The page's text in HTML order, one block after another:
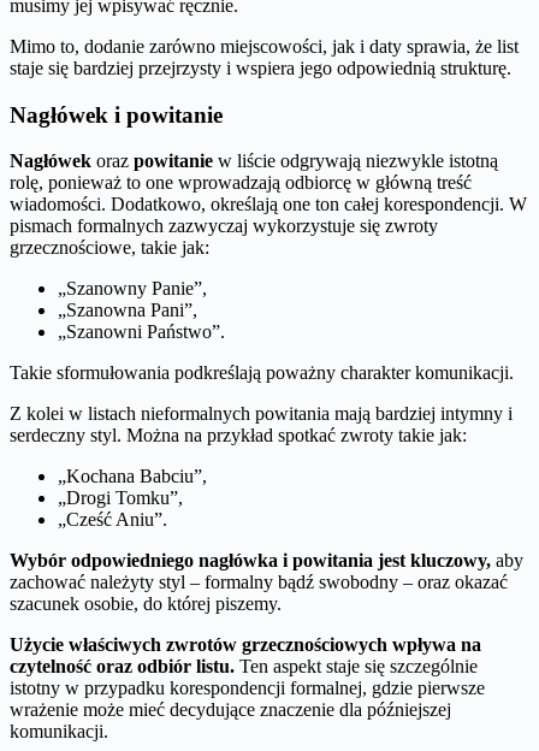
musimy jej wpisywać ręcznie.
Mimo to, dodanie zarówno miejscowości, jak i daty sprawia, że list
staje się bardziej przejrzysty i wspiera jego odpowiednią strukturę.
Nagłówek i powitanie
Nagłówek oraz powitanie w liście odgrywają niezwykle istotną
rolę, ponieważ to one wprowadzają odbiorcę w główną treść
wiadomości. Dodatkowo, określają one ton całej korespondencji. W
pismach formalnych zazwyczaj wykorzystuje się zwroty
grzecznościowe, takie jak:
„Szanowny Panie”,
„Szanowna Pani”,
„Szanowni Państwo”.
Takie sformułowania podkreślają poważny charakter komunikacji.
Z kolei w listach nieformalnych powitania mają bardziej intymny i
serdeczny styl. Można na przykład spotkać zwroty takie jak:
„Kochana Babciu”,
„Drogi Tomku”,
„Cześć Aniu”.
Wybór odpowiedniego nagłówka i powitania jest kluczowy, aby
zachować należyty styl – formalny bądź swobodny – oraz okazać
szacunek osobie, do której piszemy.
Użycie właściwych zwrotów grzecznościowych wpływa na
czytelność oraz odbiór listu. Ten aspekt staje się szczególnie
istotny w przypadku korespondencji formalnej, gdzie pierwsze
wrażenie może mieć decydujące znaczenie dla późniejszej
komunikacji.